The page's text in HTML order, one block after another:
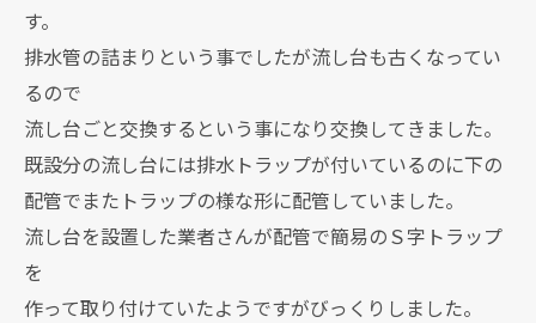
す。
排水管の詰まりという事でしたが流し台も古くなってい
るので
流し台ごと交換するという事になり交換してきました。
既設分の流し台には排水トラップが付いているのに下の
配管でまたトラップの様な形に配管していました。
流し台を設置した業者さんが配管で簡易のＳ字トラップ
を
作って取り付けていたようですがびっくりしました。